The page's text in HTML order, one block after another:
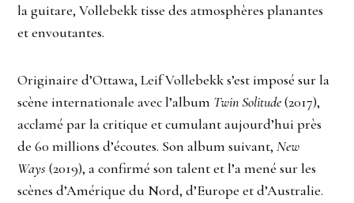
la guitare, Vollebekk tisse des atmosphères planantes
et envoutantes.
Originaire d’Ottawa, Leif Vollebekk s’est imposé sur la
scène internationale avec l’album Twin Solitude(2017),
acclamé par la critique et cumulant aujourd’hui près
de 60 millions d’écoutes. Son album suivant,New
Ways (2019), a confirmé son talent et l’a mené sur les
scènes d’Amérique du Nord, d’Europe et d’Australie.